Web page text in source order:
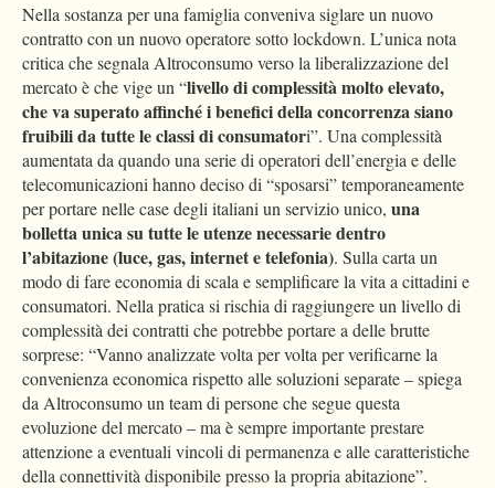
Nella sostanza per una famiglia conveniva siglare un nuovo
contratto con un nuovo operatore sotto lockdown. L’unica nota
critica che segnala Altroconsumo verso la liberalizzazione del
mercato è che vige un “livello di complessità molto elevato,
che va superato affinché i benefici della concorrenza siano
fruibili da tutte le classi di consumatori”. Una complessità
aumentata da quando una serie di operatori dell’energia e delle
telecomunicazioni hanno deciso di “sposarsi” temporaneamente
per portare nelle case degli italiani un servizio unico, una
bolletta unica su tutte le utenze necessarie dentro
l’abitazione (luce, gas, internet e telefonia). Sulla carta un
modo di fare economia di scala e semplificare la vita a cittadini e
consumatori. Nella pratica si rischia di raggiungere un livello di
complessità dei contratti che potrebbe portare a delle brutte
sorprese: “Vanno analizzate volta per volta per verificarne la
convenienza economica rispetto alle soluzioni separate – spiega
da Altroconsumo un team di persone che segue questa
evoluzione del mercato – ma è sempre importante prestare
attenzione a eventuali vincoli di permanenza e alle caratteristiche
della connettività disponibile presso la propria abitazione”.